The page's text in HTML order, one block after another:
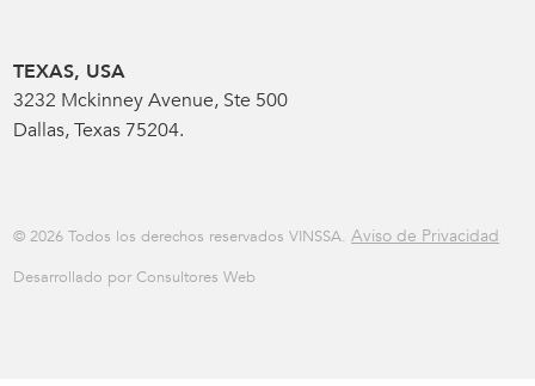
TEXAS, USA
3232 Mckinney Avenue, Ste 500
Dallas, Texas 75204.
© 2026 Todos los derechos reservados VINSSA.Aviso de Privacidad
Desarrollado por Consultores Web